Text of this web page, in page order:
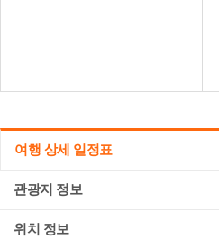
여행 상세 일정표
관광지 정보
위치 정보